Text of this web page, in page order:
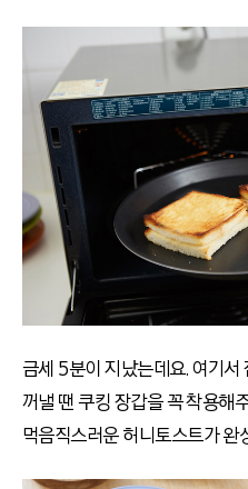
금세 5분이 지났는데요. 여기서
꺼낼 땐 쿠킹 장갑을 꼭 착용해
먹음직스러운 허니토스트가 완